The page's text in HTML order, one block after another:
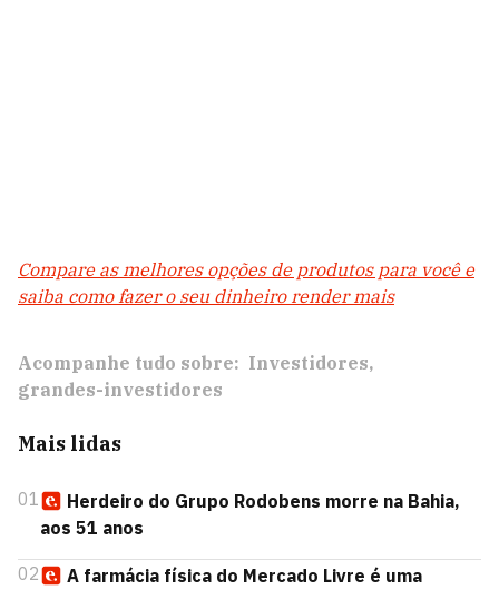
Compare as melhores opções de produtos para você e
saiba como fazer o seu dinheiro render mais
Acompanhe tudo sobre: Investidores
grandes-investidores
Mais lidas
01
Herdeiro do Grupo Rodobens morre na Bahia,
aos 51 anos
02 A farmácia física do Mercado Livre é uma